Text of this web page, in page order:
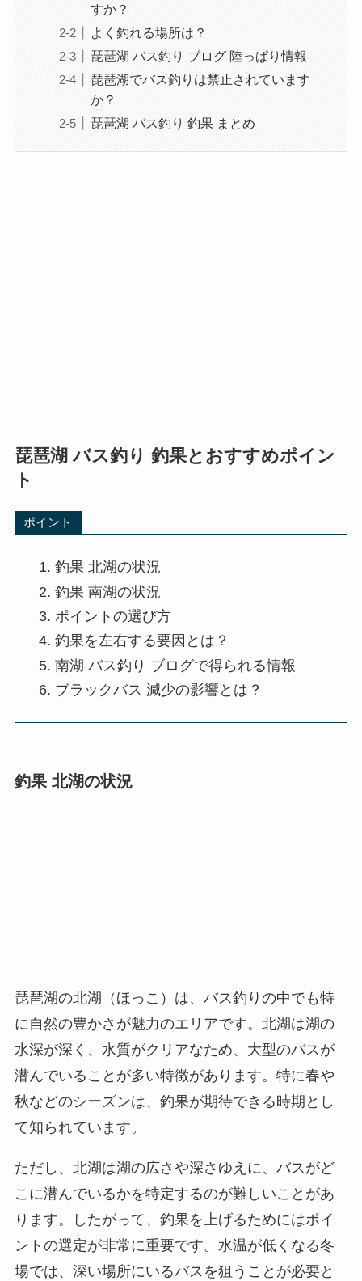
すか？
よく釣れる場所は？
琵琶湖 バス釣り ブログ 陸っぱり情報
琵琶湖でバス釣りは禁止されています
か？
琵琶湖 バス釣り 釣果 まとめ
琵琶湖 バス釣り 釣果とおすすめポイン
ト
ポイント
釣果 北湖の状況
釣果 南湖の状況
ポイントの選び方
釣果を左右する要因とは？
南湖 バス釣り ブログで得られる情報
ブラックバス 減少の影響とは？
釣果 北湖の状況
琵琶湖の北湖（ほっこ）は、バス釣りの中でも特
に自然の豊かさが魅力のエリアです。北湖は湖の
水深が深く、水質がクリアなため、大型のバスが
潜んでいることが多い特徴があります。特に春や
秋などのシーズンは、釣果が期待できる時期とし
て知られています。
ただし、北湖は湖の広さや深さゆえに、バスがど
こに潜んでいるかを特定するのが難しいことがあ
ります。したがって、釣果を上げるためにはポイ
ントの選定が非常に重要です。水温が低くなる冬
場では、深い場所にいるバスを狙うことが必要と